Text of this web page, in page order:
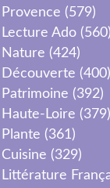
Provence (579)
Lecture Ado (560)
Nature (424)
Découverte (400)
Patrimoine (392)
Haute-Loire (379)
Plante (361)
Cuisine (329)
Littérature